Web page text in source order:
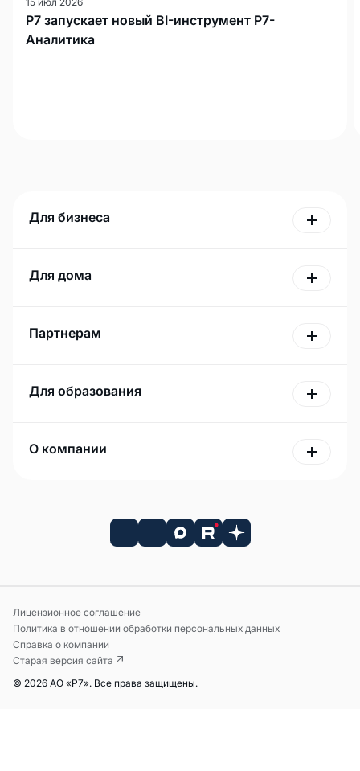
Р7 запускает новый BI-инструмент Р7-
Аналитика
Для бизнеса
Для дома
Партнерам
Для образования
О компании
Лицензионное соглашение
Политика в отношении обработки персональных данных
Справка о компании
Старая версия сайта
© 2026 АО «Р7». Все права защищены.